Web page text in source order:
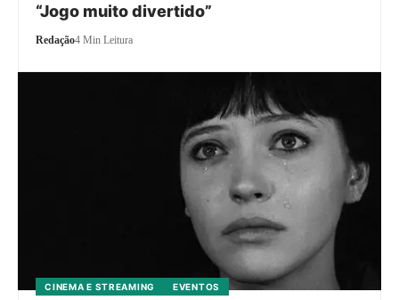
“Jogo muito divertido”
Redação4 Min Leitura
CINEMA E STREAMING EVENTOS